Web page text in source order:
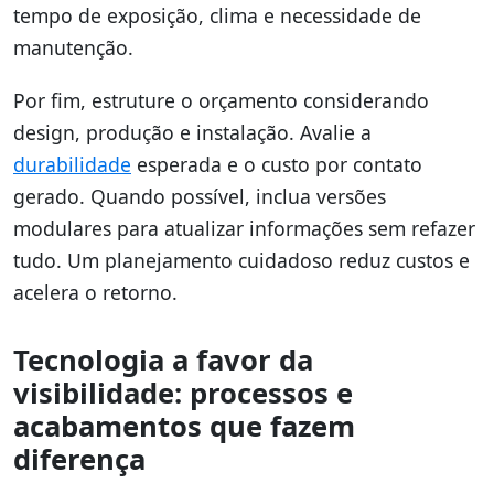
tempo de exposição, clima e necessidade de
manutenção.
Por fim, estruture o orçamento considerando
design, produção e instalação. Avalie a
durabilidade esperada e o custo por contato
gerado. Quando possível, inclua versões
modulares para atualizar informações sem refazer
tudo. Um planejamento cuidadoso reduz custos e
acelera o retorno.
Tecnologia a favor da
visibilidade: processos e
acabamentos que fazem
diferença